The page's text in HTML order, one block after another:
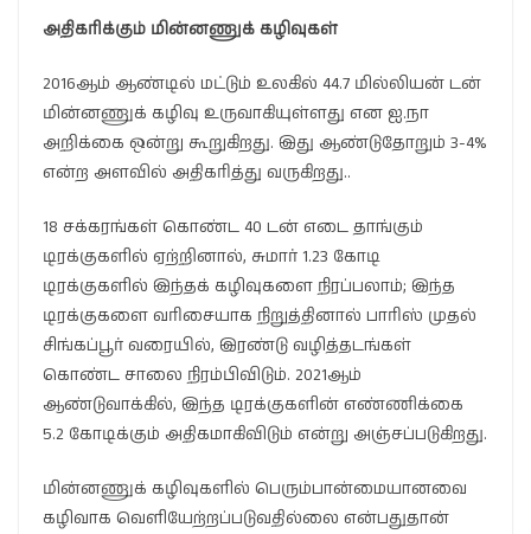
அதிகரிக்கும் மின்னணுக் கழிவுகள்
2016ஆம் ஆண்டில் மட்டும் உலகில் 44.7 மில்லியன் டன்
மின்னணுக் கழிவு உருவாகியுள்ளது என ஐ.நா
அறிக்கை ஒன்று கூறுகிறது. இது ஆண்டுதோறும் 3-4%
என்ற அளவில் அதிகரித்து வருகிறது..
18 சக்கரங்கள் கொண்ட 40 டன் எடை தாங்கும்
டிரக்குகளில் ஏற்றினால், சுமார் 1.23 கோடி
டிரக்குகளில் இந்தக் கழிவுகளை நிரப்பலாம்; இந்த
டிரக்குகளை வரிசையாக நிறுத்தினால் பாரிஸ் முதல்
சிங்கப்பூர் வரையில், இரண்டு வழித்தடங்கள்
கொண்ட சாலை நிரம்பிவிடும். 2021ஆம்
ஆண்டுவாக்கில், இந்த டிரக்குகளின் எண்ணிக்கை
5.2 கோடிக்கும் அதிகமாகிவிடும் என்று அஞ்சப்படுகிறது.
மின்னணுக் கழிவுகளில் பெரும்பான்மையானவை
கழிவாக வெளியேற்றப்படுவதில்லை என்பதுதான்